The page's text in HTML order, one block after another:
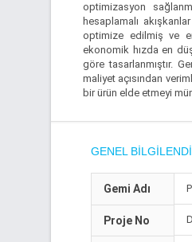
optimizasyon
hesaplamalı
optimize edilmiş ve
ekonomik hızda en
göre tasarlanmıştır.
maliyet açısından
bir ürün elde etmeyi
GENEL
Gemi Adı
Proje No